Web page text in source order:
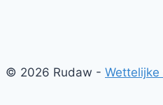
© 2026 Rudaw - Wettelijke